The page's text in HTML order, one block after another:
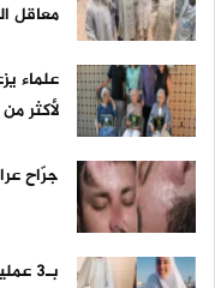
معاقل
علماء
لأكثر من 90 عاماً
جرّاح
بـ3